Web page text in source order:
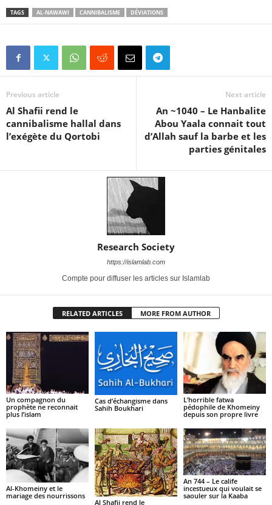
TAGS AL-NAWAWI CANNIBALISME DÉVIATIONS
Previous article
Al Shafii rend le
cannibalisme hallal dans
l’exégète du Qortobi
Next article
An ~1040 – Le Hanbalite
Abou Yaala connait tout
d’Allah sauf la barbe et les
parties génitales
Research Society
https://islamlab.com
Compte pour diffuser les articles sur Islamlab
RELATED ARTICLES MORE FROM AUTHOR
Un compagnon du
prophète ne reconnait
plus l’islam
Cas d’échangisme dans
Sahih Boukhari
L’horrible fatwa
pédophile de Khomeiny
depuis son propre livre
Al-Khomeiny et le
mariage des nourrissons
Al Shafii rend le
An 744 – Le calife
incestueux qui voulait se
saouler sur la Kaaba